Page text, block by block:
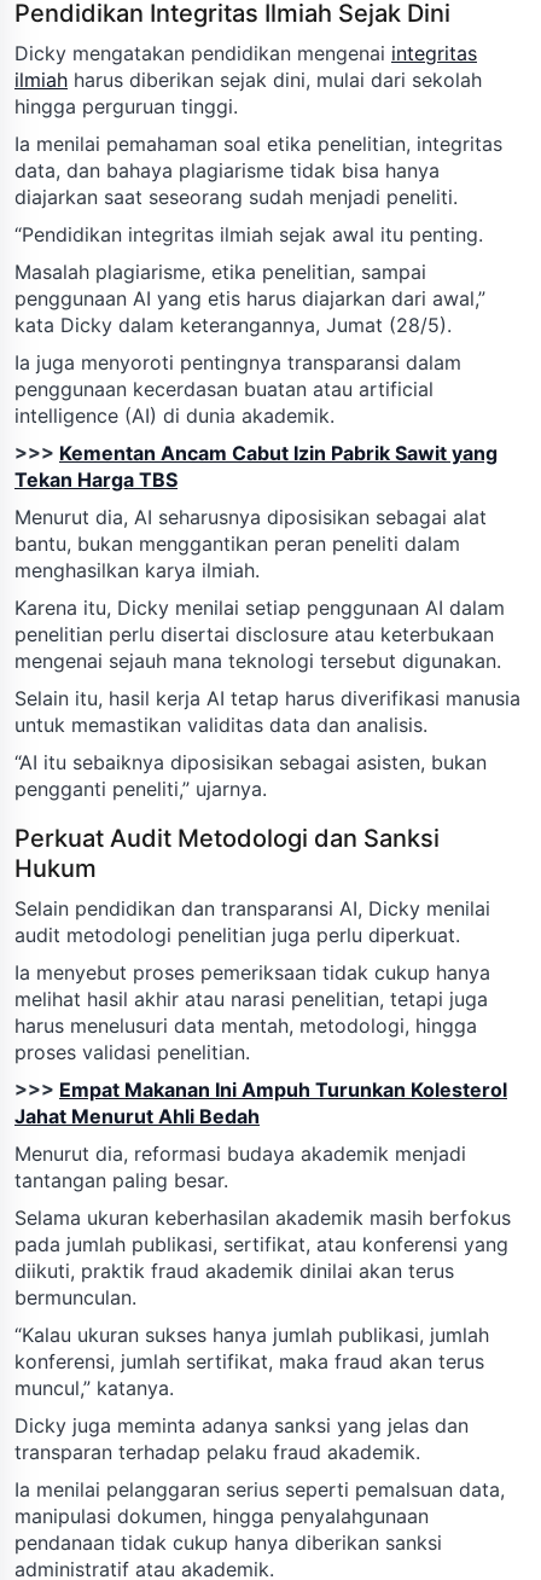
Pendidikan Integritas Ilmiah Sejak Dini
Dicky mengatakan pendidikan mengenai integritas
ilmiah harus diberikan sejak dini, mulai dari sekolah
hingga perguruan tinggi.
Ia menilai pemahaman soal etika penelitian, integritas
data, dan bahaya plagiarisme tidak bisa hanya
diajarkan saat seseorang sudah menjadi peneliti.
“Pendidikan integritas ilmiah sejak awal itu penting.
Masalah plagiarisme, etika penelitian, sampai
penggunaan AI yang etis harus diajarkan dari awal,”
kata Dicky dalam keterangannya, Jumat (28/5).
Ia juga menyoroti pentingnya transparansi dalam
penggunaan kecerdasan buatan atau artificial
intelligence (AI) di dunia akademik.
>>> Kementan Ancam Cabut Izin Pabrik Sawit yang
Tekan Harga TBS
Menurut dia, AI seharusnya diposisikan sebagai alat
bantu, bukan menggantikan peran peneliti dalam
menghasilkan karya ilmiah.
Karena itu, Dicky menilai setiap penggunaan AI dalam
penelitian perlu disertai disclosure atau keterbukaan
mengenai sejauh mana teknologi tersebut digunakan.
Selain itu, hasil kerja AI tetap harus diverifikasi manusia
untuk memastikan validitas data dan analisis.
“AI itu sebaiknya diposisikan sebagai asisten, bukan
pengganti peneliti,” ujarnya.
Perkuat Audit Metodologi dan Sanksi
Hukum
Selain pendidikan dan transparansi AI, Dicky menilai
audit metodologi penelitian juga perlu diperkuat.
Ia menyebut proses pemeriksaan tidak cukup hanya
melihat hasil akhir atau narasi penelitian, tetapi juga
harus menelusuri data mentah, metodologi, hingga
proses validasi penelitian.
>>> Empat Makanan Ini Ampuh Turunkan Kolesterol
Jahat Menurut Ahli Bedah
Menurut dia, reformasi budaya akademik menjadi
tantangan paling besar.
Selama ukuran keberhasilan akademik masih berfokus
pada jumlah publikasi, sertifikat, atau konferensi yang
diikuti, praktik fraud akademik dinilai akan terus
bermunculan.
“Kalau ukuran sukses hanya jumlah publikasi, jumlah
konferensi, jumlah sertifikat, maka fraud akan terus
muncul,” katanya.
Dicky juga meminta adanya sanksi yang jelas dan
transparan terhadap pelaku fraud akademik.
Ia menilai pelanggaran serius seperti pemalsuan data,
manipulasi dokumen, hingga penyalahgunaan
pendanaan tidak cukup hanya diberikan sanksi
administratif atau akademik.